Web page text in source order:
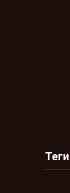
Теги